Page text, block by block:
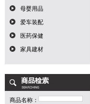
母婴用品
爱车装配
医药保健
家具建材
商品名称：